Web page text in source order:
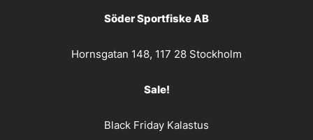
Söder Sportfiske AB
Hornsgatan 148, 117 28 Stockholm
Sale!
Black Friday Kalastus